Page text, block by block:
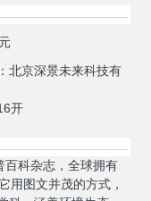
北京深景未来科技有
开
百科杂志，全球拥有
用图文并茂的方式，